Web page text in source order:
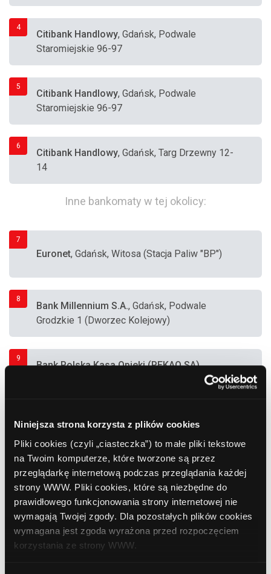
Niniejsza strona korzysta z plików cookies
Pliki cookies (czyli „ciasteczka”) to małe pliki tekstowe
na Twoim komputerze, które tworzone są przez
przeglądarkę internetową podczas przeglądania każdej
strony WWW. Pliki cookies, które są niezbędne do
prawidłowego funkcjonowania strony internetowej nie
wymagają Twojej zgody. Dla pozostałych plików cookies
wymagana jest zgoda wyrażona przed rozpoczęciem
korzystania ze strony WWW.
4
Citibank Handlowy, Gdańsk, Podwale
Staromiejskie 96-97
5
Citibank Handlowy, Gdańsk, Podwale
Staromiejskie 96-97
6
Citibank Handlowy, Gdańsk, Targ Drzewny 12-
14
Inne bankomaty w tej okolicy:
7
Euronet, Gdańsk, Witosa (Stacja Paliw "BP")
8
Bank Millennium S.A., Gdańsk, Podwale
Grodzkie 1 (Dworzec Kolejowy)
9
Bank Polska Kasa Opieki (PEKAO SA),
Euronet, Gdańsk, Al. Rzeczypospolitej 33
(Centrum Handlowe "ETC Gdańsk")
11
Bank Millennium S.A.
, Gdańsk, Kołodziejska
7-9
12
Bank Ochrony Środowiska (BOŚ)